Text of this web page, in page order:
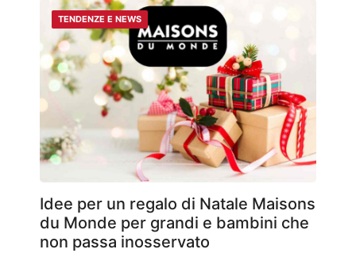
TENDENZE E NEWS
Idee per un regalo di Natale Maisons
du Monde per grandi e bambini che
non passa inosservato